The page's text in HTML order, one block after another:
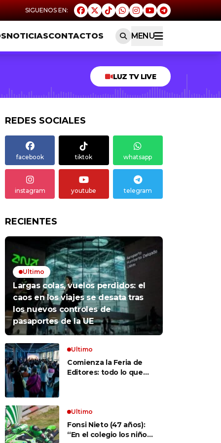
NOTICIASCONTACTOS MENU
LUZ TV LIVE
REDES SOCIALES
facebook tiktok whatsapp
instagram youtube telegram
RECIENTES
Ultimo
Largas colas, vuelos perdidos: el
caos en los viajes se desata tras
los nuevos controles de
pasaportes de la UE
Ultimo
Comienza la Feria de
Editores: todo lo que
Ultimo
Fonsi Nieto (47 años):
“En el colegio los niños